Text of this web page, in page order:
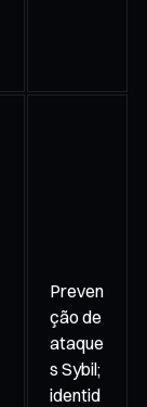
Preven
ção de
ataque
s Sybil;
identid